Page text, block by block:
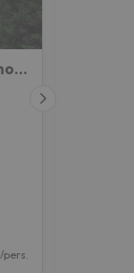
La Folie Douce Hotel Chamonix
/pers.